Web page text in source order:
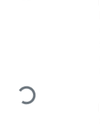
Loading...